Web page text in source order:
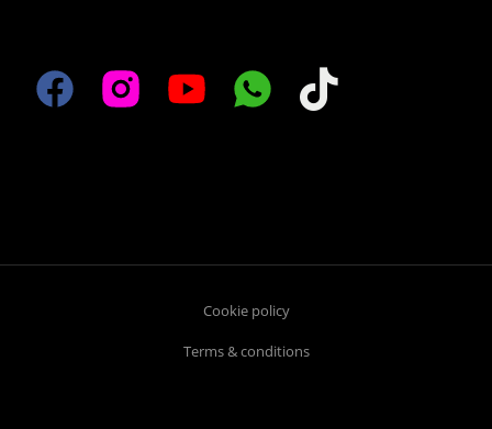
Cookie policy
Terms & conditions